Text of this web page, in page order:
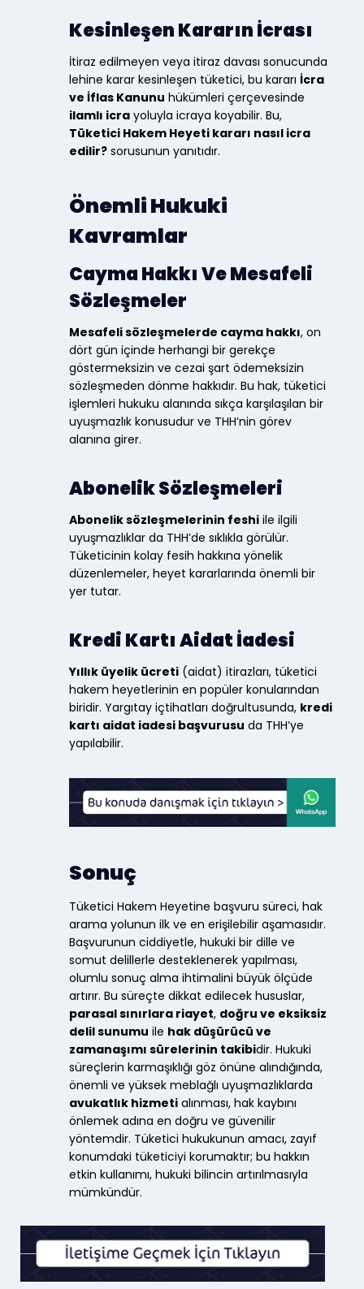
Kesinleşen Kararın İcrası
İtiraz edilmeyen veya itiraz davası sonucunda
lehine karar kesinleşen tüketici, bu kararıİcra
ve İflas Kanunu hükümleri çerçevesinde
ilamlı icra yoluyla icraya koyabilir. Bu,
Tüketici Hakem Heyeti kararı nasıl icra
edilir? sorusunun yanıtıdır.
Önemli Hukuki
Kavramlar
Cayma Hakkı Ve Mesafeli
Sözleşmeler
Mesafeli sözleşmelerde cayma hakkı, on
dört gün içinde herhangi bir gerekçe
göstermeksizin ve cezai şart ödemeksizin
sözleşmeden dönme hakkıdır. Bu hak, tüketici
işlemleri hukuku alanında sıkça karşılaşılan bir
uyuşmazlık konusudur ve THH’nin görev
alanına girer.
Abonelik Sözleşmeleri
Abonelik sözleşmelerinin feshi ile ilgili
uyuşmazlıklar da THH’de sıklıkla görülür.
Tüketicinin kolay fesih hakkına yönelik
düzenlemeler, heyet kararlarında önemli bir
yer tutar.
Kredi Kartı Aidat İadesi
Yıllık üyelik ücreti (aidat) itirazları, tüketici
hakem heyetlerinin en popüler konularından
biridir. Yargıtay içtihatları doğrultusunda, kredi
kartı aidat iadesi başvurusu da THH’ye
yapılabilir.
Sonuç
Tüketici Hakem Heyetine başvuru süreci, hak
arama yolunun ilk ve en erişilebilir aşamasıdır.
Başvurunun ciddiyetle, hukuki bir dille ve
somut delillerle desteklenerek yapılması,
olumlu sonuç alma ihtimalini büyük ölçüde
artırır. Bu süreçte dikkat edilecek hususlar,
parasal sınırlara riayet, doğru ve eksiksiz
delil sunumu ile hak düşürücü ve
zamanaşımı sürelerinin takibidir. Hukuki
süreçlerin karmaşıklığı göz önüne alındığında,
önemli ve yüksek meblağlı uyuşmazlıklarda
avukatlık hizmeti alınması, hak kaybını
önlemek adına en doğru ve güvenilir
yöntemdir. Tüketici hukukunun amacı, zayıf
konumdaki tüketiciyi korumaktır; bu hakkın
etkin kullanımı, hukuki bilincin artırılmasıyla
mümkündür.